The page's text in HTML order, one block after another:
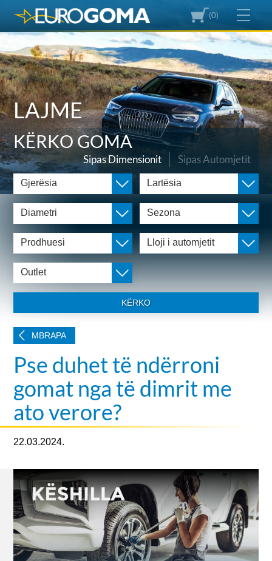
(0)
LAJME
KËRKO GOMA
Sipas Dimensionit Sipas Automjetit
Gjerësia Lartësia
Diametri Sezona
Prodhuesi Lloji i automjetit
Outlet
KËRKO
MBRAPA
Pse duhet të ndërroni
gomat nga të dimrit me
ato verore?
22.03.2024.